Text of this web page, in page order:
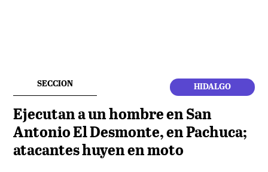
SECCION HIDALGO
Ejecutan a un hombre en San
Antonio El Desmonte, en Pachuca;
atacantes huyen en moto